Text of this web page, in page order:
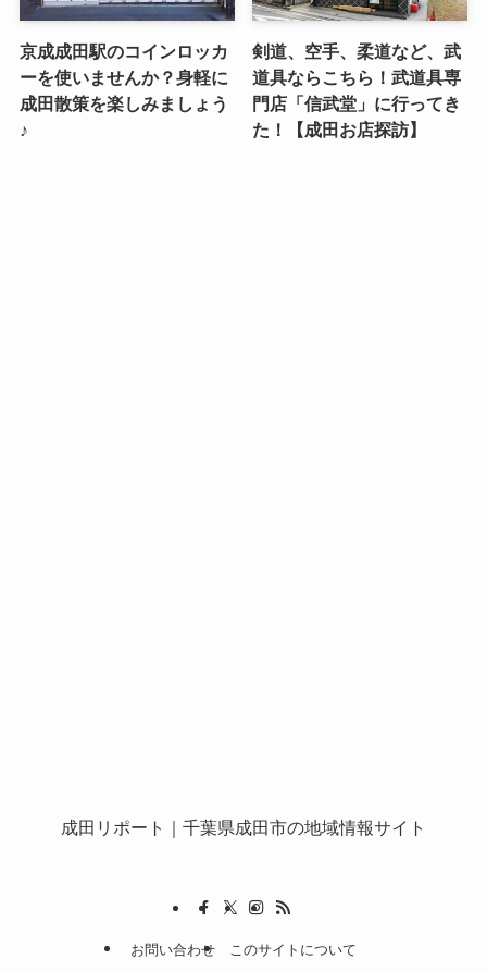
京成成田駅のコインロッカ
ーを使いませんか？身軽に
成田散策を楽しみましょう
♪
剣道、空手、柔道など、武
道具ならこちら！武道具専
門店「信武堂」に行ってき
た！【成田お店探訪】
成田リポート ｜千葉県成田市の地域情報サイト
お問い合わせ このサイトについて